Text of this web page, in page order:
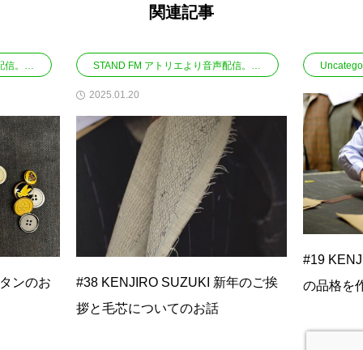
関連記事
STAND FM アトリエより音声配信。パリのモノづくりについて
ンのお
STAND FM アトリエより音声配信。パリのモノづくりについて
2025.01.20
#38 KENJIRO SUZUKI 新年のご挨
拶と毛芯についてのお話
#19
の品格を